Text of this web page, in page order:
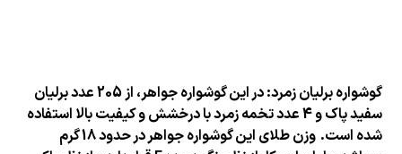
گوشواره برلیان زمرد: در این گوشواره جواهر، از 205 عدد برلیان
سفید پاک و 4 عدد تخمه زمرد با درخشش و کیفیت بالا استفاده
شده است.
وزن طلای این گوشواره جواهر در حدود 18 گرم